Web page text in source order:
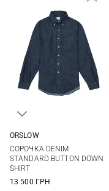
ORSLOW
СОРОЧКА DENIM
STANDARD BUTTON DOWN
SHIRT
13 500 ГРН